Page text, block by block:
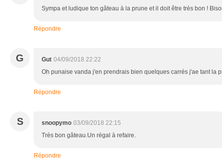
Sympa et ludique ton gâteau à la prune et il doit être très bon !
Répondre
G Gut 04/09/2018 22:22
Oh punaise vanda j'en prendrais bien quelques carrés j'ae tant la
Répondre
S snoopymo 03/09/2018 22:15
Très bon gâteau.Un régal à refaire.
Répondre